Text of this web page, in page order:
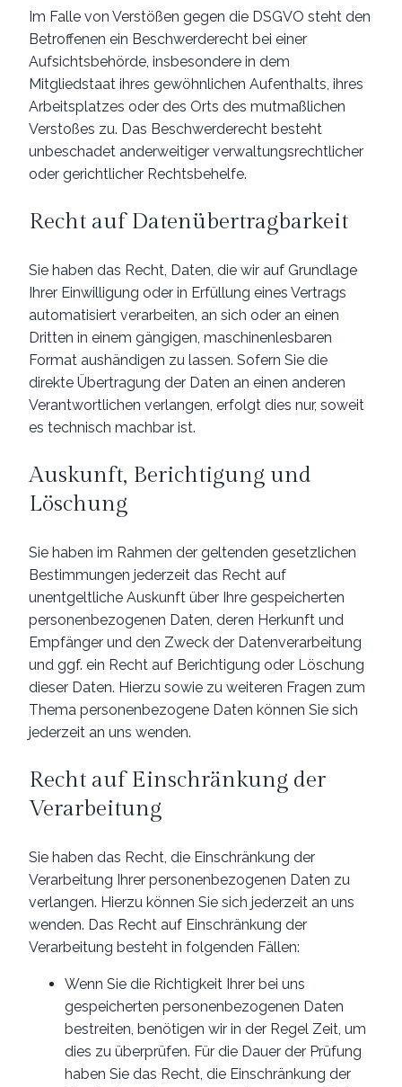
Im Falle von Verstößen gegen die DSGVO steht den
Betroffenen ein Beschwerderecht bei einer
Aufsichtsbehörde, insbesondere in dem
Mitgliedstaat ihres gewöhnlichen Aufenthalts, ihres
Arbeitsplatzes oder des Orts des mutmaßlichen
Verstoßes zu. Das Beschwerderecht besteht
unbeschadet anderweitiger verwaltungsrechtlicher
oder gerichtlicher Rechtsbehelfe.
Recht auf Daten­übertrag­barkeit
Sie haben das Recht, Daten, die wir auf Grundlage
Ihrer Einwilligung oder in Erfüllung eines Vertrags
automatisiert verarbeiten, an sich oder an einen
Dritten in einem gängigen, maschinenlesbaren
Format aushändigen zu lassen. Sofern Sie die
direkte Übertragung der Daten an einen anderen
Verantwortlichen verlangen, erfolgt dies nur, soweit
es technisch machbar ist.
Auskunft, Berichtigung und
Löschung
Sie haben im Rahmen der geltenden gesetzlichen
Bestimmungen jederzeit das Recht auf
unentgeltliche Auskunft über Ihre gespeicherten
personenbezogenen Daten, deren Herkunft und
Empfänger und den Zweck der Datenverarbeitung
und ggf. ein Recht auf Berichtigung oder Löschung
dieser Daten. Hierzu sowie zu weiteren Fragen zum
Thema personenbezogene Daten können Sie sich
jederzeit an uns wenden.
Recht auf Einschränkung der
Verarbeitung
Sie haben das Recht, die Einschränkung der
Verarbeitung Ihrer personenbezogenen Daten zu
verlangen. Hierzu können Sie sich jederzeit an uns
wenden. Das Recht auf Einschränkung der
Verarbeitung besteht in folgenden Fällen:
Wenn Sie die Richtigkeit Ihrer bei uns
gespeicherten personenbezogenen Daten
bestreiten, benötigen wir in der Regel Zeit, um
dies zu überprüfen. Für die Dauer der Prüfung
haben Sie das Recht, die Einschränkung der